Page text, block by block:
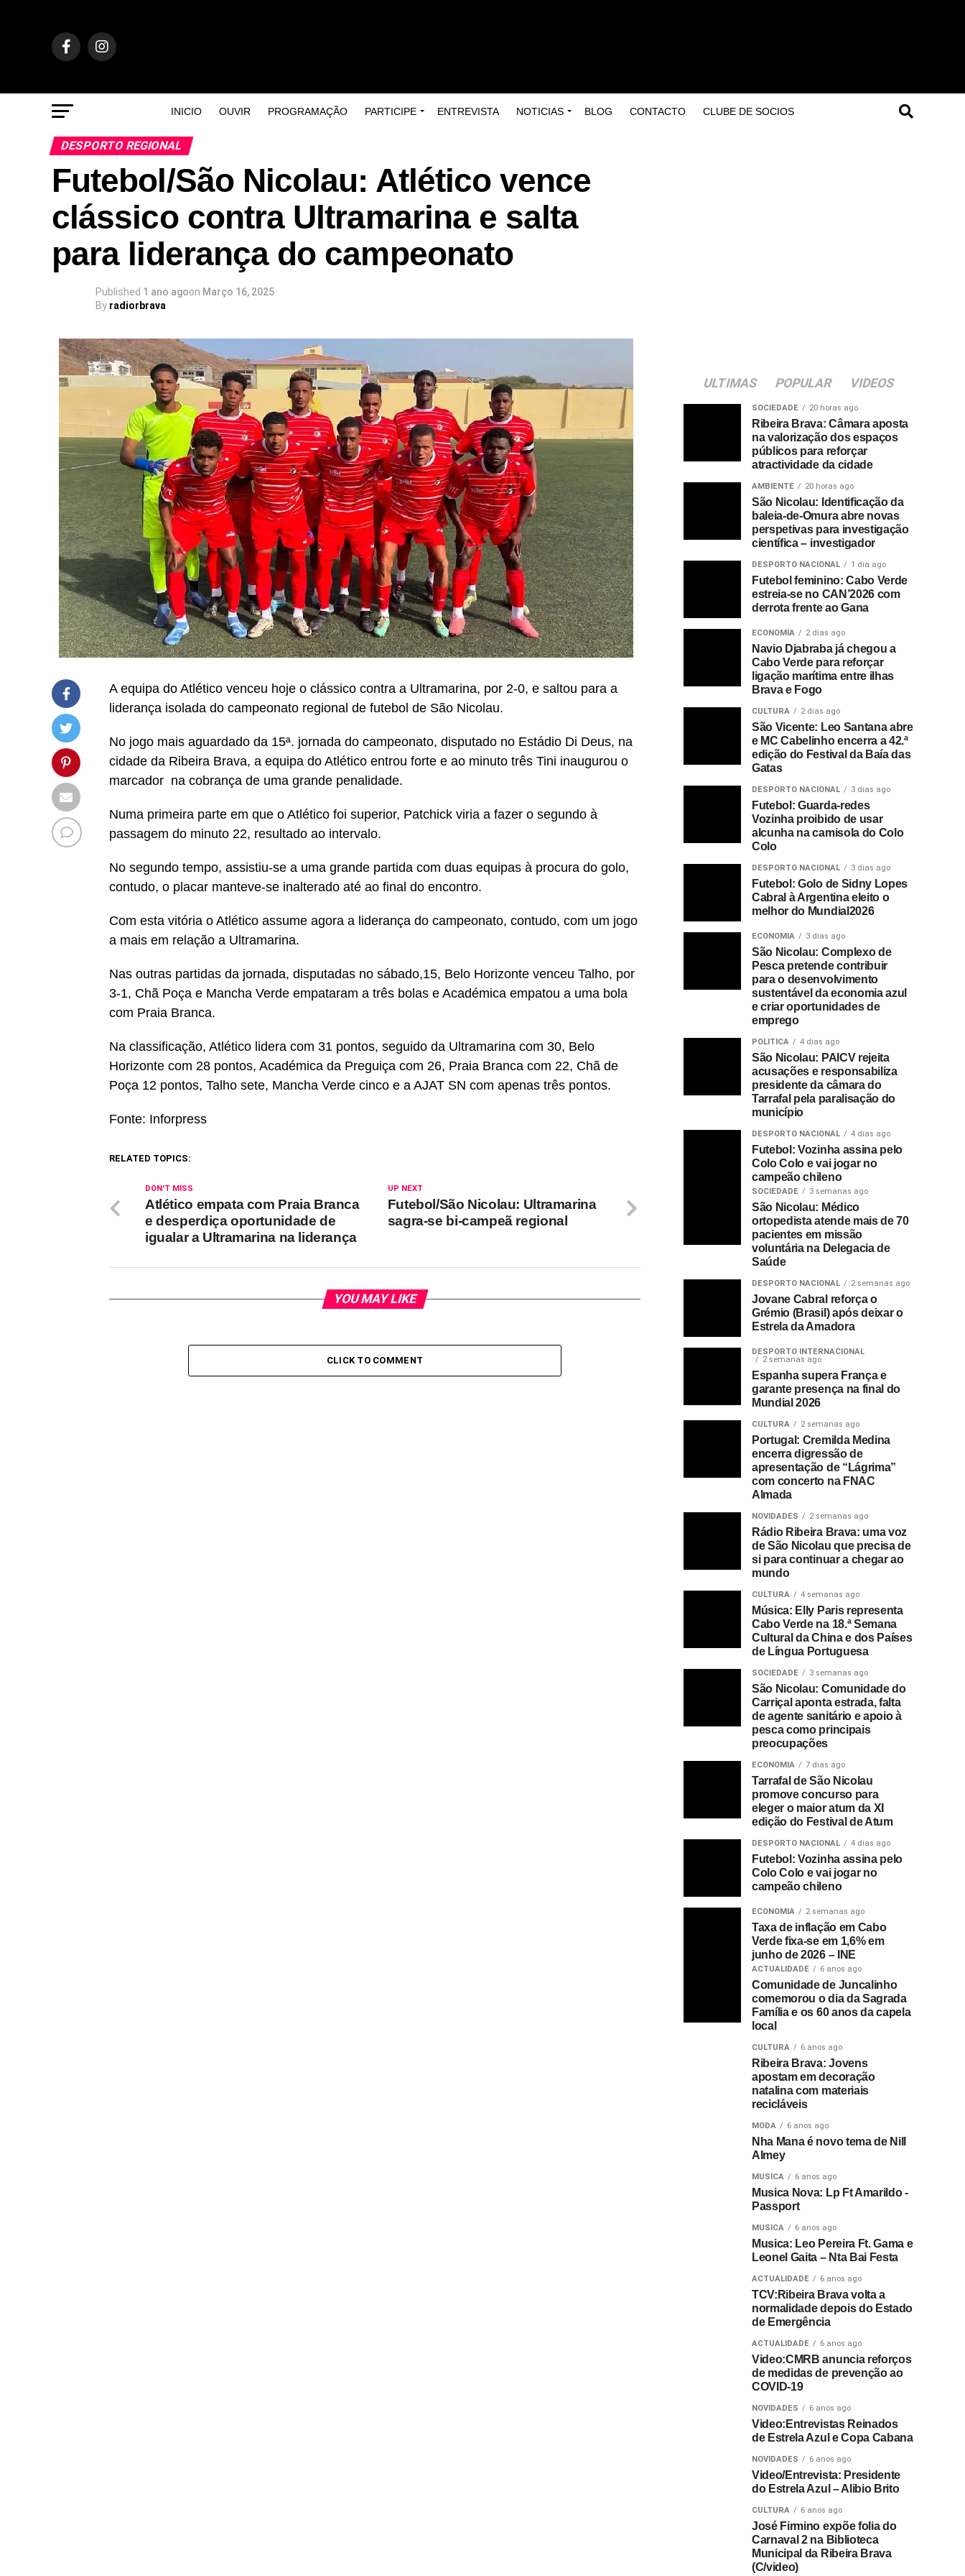
INICIO OUVIR PROGRAMAÇÃO PARTICIPE ENTREVISTA NOTICIAS BLOG CONTACTO CLUBE DE SOCIOS
DESPORTO REGIONAL
Futebol/São Nicolau: Atlético vence
clássico contra Ultramarina e salta
para liderança do campeonato
Published 1 ano agoon Março 16, 2025
By radiorbrava
A equipa do Atlético venceu hoje o clássico contra a Ultramarina, por 2-0, e saltou para a
liderança isolada do campeonato regional de futebol de São Nicolau.
No jogo mais aguardado da 15ª. jornada do campeonato, disputado no Estádio Di Deus, na
cidade da Ribeira Brava, a equipa do Atlético entrou forte e ao minuto três Tini inaugurou o
marcador na cobrança de uma grande penalidade.
Numa primeira parte em que o Atlético foi superior, Patchick viria a fazer o segundo à
passagem do minuto 22, resultado ao intervalo.
No segundo tempo, assistiu-se a uma grande partida com duas equipas à procura do golo,
contudo, o placar manteve-se inalterado até ao final do encontro.
Com esta vitória o Atlético assume agora a liderança do campeonato, contudo, com um jogo
a mais em relação a Ultramarina.
Nas outras partidas da jornada, disputadas no sábado,15, Belo Horizonte venceu Talho, por
3-1, Chã Poça e Mancha Verde empataram a três bolas e Académica empatou a uma bola
com Praia Branca.
Na classificação, Atlético lidera com 31 pontos, seguido da Ultramarina com 30, Belo
Horizonte com 28 pontos, Académica da Preguiça com 26, Praia Branca com 22, Chã de
Poça 12 pontos, Talho sete, Mancha Verde cinco e a AJAT SN com apenas três pontos.
Fonte: Inforpress
RELATED TOPICS:
UP NEXT
Futebol/São Nicolau: Ultramarina
sagra-se bi-campeã regional
DON'T MISS
Atlético empata com Praia Branca
e desperdiça oportunidade de
igualar a Ultramarina na liderança
YOU MAY LIKE
CLICK TO COMMENT
ULTIMAS POPULAR VIDEOS
SOCIEDADE 20 horas ago
Ribeira Brava: Câmara aposta
na valorização dos espaços
públicos para reforçar
atractividade da cidade
AMBIENTE 20 horas ago
São Nicolau: Identificação da
baleia-de-Omura abre novas
perspetivas para investigação
científica – investigador
DESPORTO NACIONAL 1 dia ago
Futebol feminino: Cabo Verde
estreia-se no CAN’2026 com
derrota frente ao Gana
ECONOMIA 2 dias ago
Navio Djabraba já chegou a
Cabo Verde para reforçar
ligação marítima entre ilhas
Brava e Fogo
CULTURA 2 dias ago
São Vicente: Leo Santana abre
e MC Cabelinho encerra a 42.ª
edição do Festival da Baía das
Gatas
DESPORTO NACIONAL 3 dias ago
Futebol: Guarda-redes
Vozinha proibido de usar
alcunha na camisola do Colo
Colo
DESPORTO NACIONAL 3 dias ago
Futebol: Golo de Sidny Lopes
Cabral à Argentina eleito o
melhor do Mundial2026
ECONOMIA 3 dias ago
São Nicolau: Complexo de
Pesca pretende contribuir
para o desenvolvimento
sustentável da economia azul
e criar oportunidades de
emprego
POLITICA 4 dias ago
São Nicolau: PAICV rejeita
acusações e responsabiliza
presidente da câmara do
Tarrafal pela paralisação do
município
DESPORTO NACIONAL 4 dias ago
Futebol: Vozinha assina pelo
Colo Colo e vai jogar no
campeão chileno
SOCIEDADE 3 semanas ago
São Nicolau: Médico
ortopedista atende mais de 70
pacientes em missão
voluntária na Delegacia de
Saúde
DESPORTO NACIONAL 2 semanas ago
Jovane Cabral reforça o
Grémio (Brasil) após deixar o
Estrela da Amadora
DESPORTO INTERNACIONAL
2 semanas ago
Espanha supera França e
garante presença na final do
Mundial 2026
CULTURA 2 semanas ago
Portugal: Cremilda Medina
encerra digressão de
apresentação de “Lágrima”
com concerto na FNAC
Almada
NOVIDADES 2 semanas ago
Rádio Ribeira Brava: uma voz
de São Nicolau que precisa de
si para continuar a chegar ao
mundo
CULTURA 4 semanas ago
Música: Elly Paris representa
Cabo Verde na 18.ª Semana
Cultural da China e dos Países
de Língua Portuguesa
SOCIEDADE 3 semanas ago
São Nicolau: Comunidade do
Carriçal aponta estrada, falta
de agente sanitário e apoio à
pesca como principais
preocupações
ECONOMIA 7 dias ago
Tarrafal de São Nicolau
promove concurso para
eleger o maior atum da XI
edição do Festival de Atum
DESPORTO NACIONAL 4 dias ago
Futebol: Vozinha assina pelo
Colo Colo e vai jogar no
campeão chileno
ECONOMIA 2 semanas ago
Taxa de inflação em Cabo
Verde fixa-se em 1,6% em
junho de 2026 – INE
ACTUALIDADE 6 anos ago
Comunidade de Juncalinho
comemorou o dia da Sagrada
Família e os 60 anos da capela
local
CULTURA 6 anos ago
Ribeira Brava: Jovens
apostam em decoração
natalina com materiais
recicláveis
MODA 6 anos ago
Nha Mana é novo tema de Nill
Almey
MUSICA 6 anos ago
Musica Nova: Lp Ft Amarildo -
Passport
MUSICA 6 anos ago
Musica: Leo Pereira Ft. Gama e
Leonel Gaita – Nta Bai Festa
ACTUALIDADE 6 anos ago
TCV:Ribeira Brava volta a
normalidade depois do Estado
de Emergência
ACTUALIDADE 6 anos ago
Video:CMRB anuncia reforços
de medidas de prevenção ao
COVID-19
NOVIDADES 6 anos ago
Video:Entrevistas Reinados
de Estrela Azul e Copa Cabana
NOVIDADES 6 anos ago
Video/Entrevista: Presidente
do Estrela Azul – Alibio Brito
CULTURA 6 anos ago
José Firmino expõe folia do
Carnaval 2 na Biblioteca
Municipal da Ribeira Brava
(C/video)